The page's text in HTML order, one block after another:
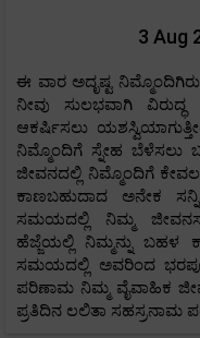
3 Aug
ಈ ವಾರ ಅದೃಷ್ಟ
ನೀವು ಸುಲಭವಾಗಿ ವಿರುದ್ಧ
ಆಕರ್ಷಿಸಲು
ನಿಮ್ಮೊಂದಿಗೆ ಸ್ನೇಹ ಬೆಳೆಸಲು
ಜೀವನದಲ್ಲಿ ನಿಮ್ಮೊಂದಿಗೆ
ಕಾಣಬಹುದಾದ ಅನೇಕ
ಸಮಯದಲ್ಲಿ ನಿಮ್ಮ
ಹೆಜ್ಜೆಯಲ್ಲಿ ನಿಮ್ಮನ್ನು ಬಹಳ
ಸಮಯದಲ್ಲಿ ಅವರಿಂದ
ಪರಿಣಾಮ ನಿಮ್ಮ ವೈವಾಹಿಕ
ಪ್ರತಿದಿನ ಲಲಿತಾ ಸಹಸ್ರನಾಮ